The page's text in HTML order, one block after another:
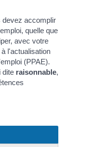
devez accomplir
quelle que
avec votre
l'actualisation
(PPAE).
dite raisonnable,